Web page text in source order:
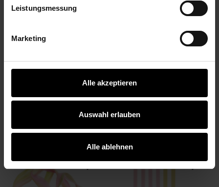
Leistungsmessung
Marketing
Alle akzeptieren
Auswahl erlauben
Alle ablehnen
Papiersticker The Sky is the
3,49 €
Kerze Dip Dye
2,99 €
Paper Poetry Filzband Sonnenaufgang
Kerzen Dip Dye